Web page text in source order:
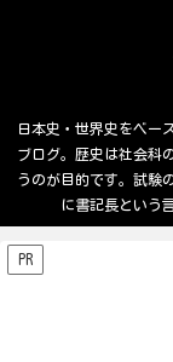
日本史・世界史をベー
ブログ。歴史は社会科
うのが目的です。試験
に書記長という
PR